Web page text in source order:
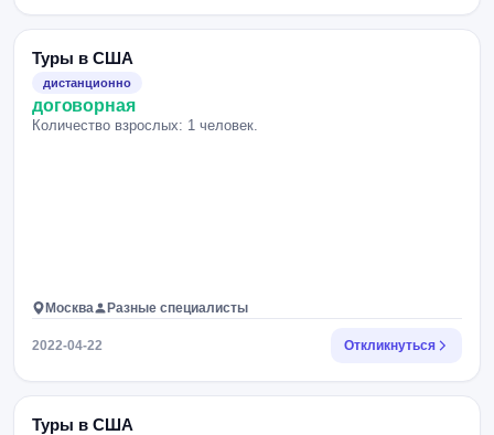
Туры в США
дистанционно
договорная
Количество взрослых: 1 человек.
Москва Разные специалисты
2022-04-22 Откликнуться
Туры в США